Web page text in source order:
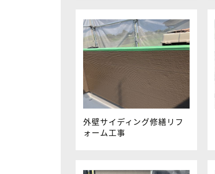
外壁サイディング修繕リフ
ォーム工事